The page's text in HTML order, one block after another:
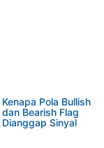
Kenapa Pola Bullish
dan Bearish Flag
Dianggap Sinyal